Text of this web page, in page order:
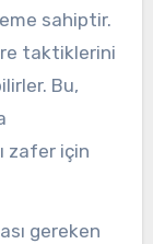
sahiptir.
taktiklerini
Bu,
zafer için
gereken